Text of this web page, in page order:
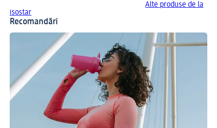
Alte produse de la
isostar
Recomandări